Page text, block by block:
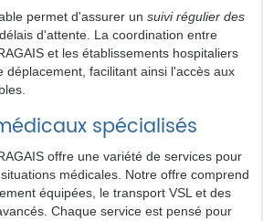
permet d'assurer un suivi régulier des
d'attente. La coordination entre
et les établissements hospitaliers
déplacement, facilitant ainsi l'accès aux
spécialisés
offre une variété de services pour
médicales. Notre offre comprend
équipées, le transport VSL et des
Chaque service est pensé pour